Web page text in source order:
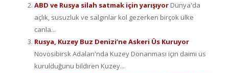
ABD ve Rusya silah satmak için yarışıyor Dünya'da
açlık, susuzluk ve salgınlar kol gezerken birçok ülke
canla...
Rusya, Kuzey Buz Denizi’ne Askeri Üs Kuruyor
Novosibirsk Adaları'nda Kuzey Donanması için daimi üs
kurulduğunu bildiren Kuzey...